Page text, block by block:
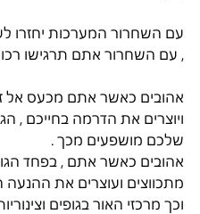
עם השחרור המערכות יחזרו
, עם השחרור אתם תרגישו
אהובים כאשר אתם מכעס אל
ויוצרים את הדרמה בחייכם ,
שלכם מושפעים מכך .
אהובים כאשר אתם , בפחד
מתכווצים ועוצרים את
וכך מרכזי האור בגופים